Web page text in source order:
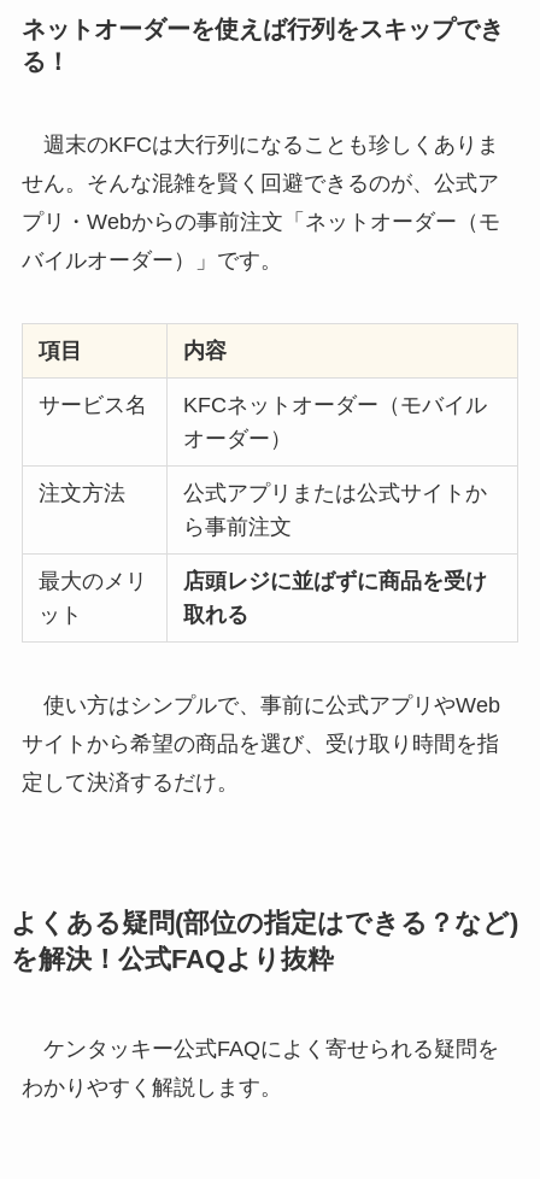
ネットオーダーを使えば行列をスキップでき
る！
週末のKFCは大行列になることも珍しくありま
せん。そんな混雑を賢く回避できるのが、公式ア
プリ・Webからの事前注文「ネットオーダー（モ
バイルオーダー）」です。
項目 内容
サービス名
KFCネットオーダー（モバイル
オーダー）
注文方法
公式アプリまたは公式サイトか
ら事前注文
最大のメリ
ット
店頭レジに並ばずに商品を受け
取れる
使い方はシンプルで、事前に公式アプリやWeb
サイトから希望の商品を選び、受け取り時間を指
定して決済するだけ。
よくある疑問(部位の指定はできる？など)
を解決！公式FAQより抜粋
ケンタッキー公式FAQによく寄せられる疑問を
わかりやすく解説します。